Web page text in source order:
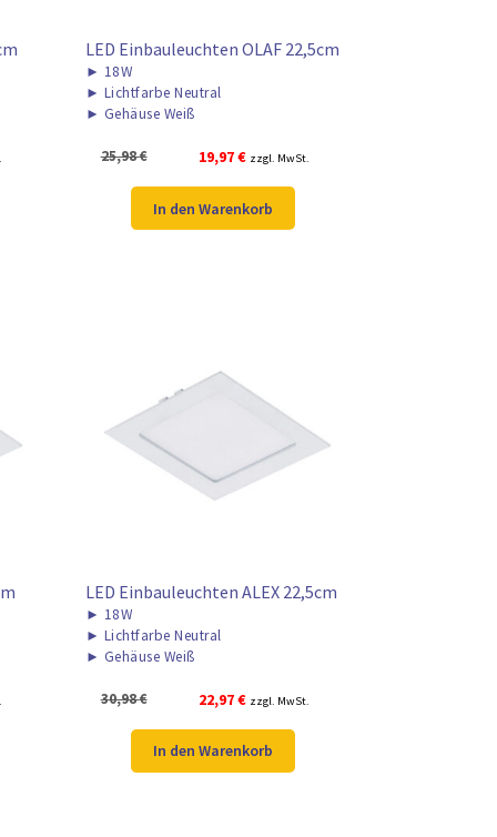
LED Einbauleuchten OLAF 22,5cm
► 18W
► Lichtfarbe Neutral
► Gehäuse Weiß
25,98€
Ursprünglicher
war:
25,98 €
19,97€Aktueller
ist:
19,97 €.
zzgl. MwSt.
In den Warenkorb
LED Einbauleuchten ALEX 22,5cm
► 18W
► Lichtfarbe Neutral
► Gehäuse Weiß
30,98€
Ursprünglicher
war:
30,98 €
22,97€Aktueller
ist:
22,97 €.
zzgl. MwSt.
In den Warenkorb